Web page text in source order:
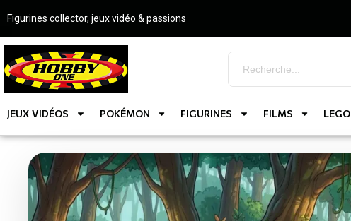
Figurines collector, jeux vidéo & passions
JEUX VIDÉOS POKÉMON FIGURINES FILMS LEGO